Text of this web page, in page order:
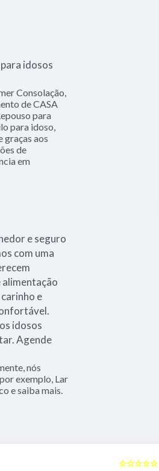
idosos
Consolação,
de CASA
para
para idoso,
graças aos
de
em
e seguro
com uma
e
idosos
Agende
nós
exemplo, Lar
e saiba mais.
☆☆☆☆☆